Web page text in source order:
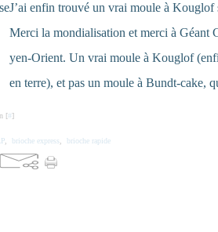
J’ai enfin trouvé un vrai moule à Kouglof
Merci la mondialisation et merci à Géant
yen-Orient. Un vrai moule à Kouglof
en terre), et pas un moule à Bundt-cake,
[#]
brioche express brioche rapide